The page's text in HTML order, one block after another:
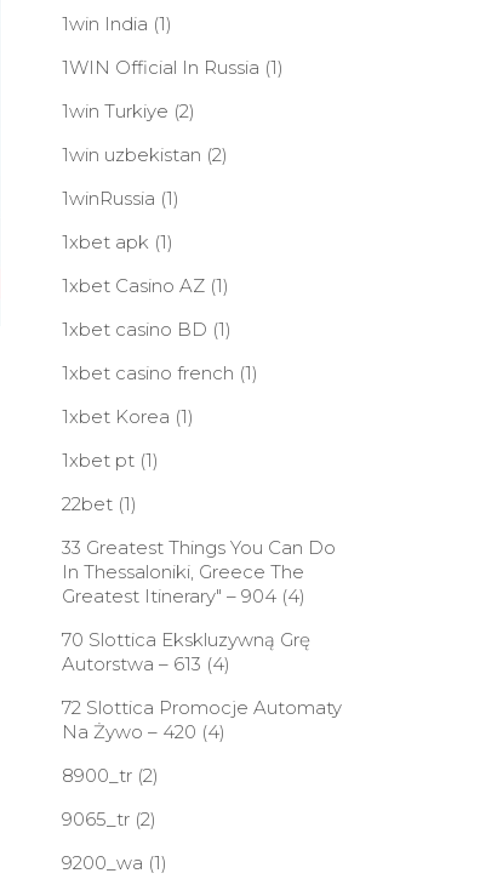
1win India (1)
1WIN Official In Russia (1)
1win Turkiye (2)
1win uzbekistan (2)
1winRussia (1)
1xbet apk (1)
1xbet Casino AZ(1)
1xbet casino BD (1)
1xbet casino french (1)
1xbet Korea (1)
1xbet pt(1)
22bet(1)
33 Greatest Things You Can Do
In Thessaloniki, Greece The
Greatest Itinerary" – 904(4)
70 Slottica Ekskluzywną Grę
Autorstwa – 613 (4)
72 Slottica Promocje Automaty
Na Żywo – 420 (4)
8900_tr(2)
9065_tr(2)
9200_wa (1)